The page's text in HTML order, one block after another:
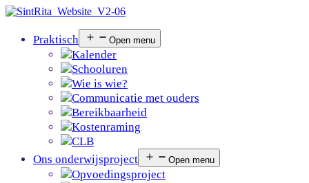
Praktisch Open menu
Kalender
Schooluren
Wie is wie?
Communicatie met ouders
Bereikbaarheid
Kostenraming
CLB
Ons onderwijsproject
Open menu
Opvoedingsproject